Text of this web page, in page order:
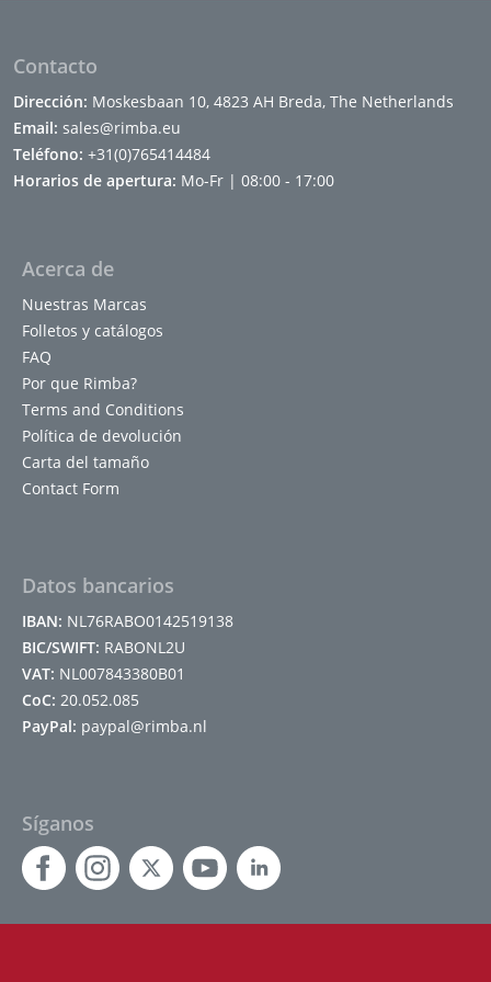
Contacto
Dirección: Moskesbaan 10, 4823 AH Breda, The Netherlands
Email: sales@rimba.eu
Teléfono: +31(0)765414484
Horarios de apertura: Mo-Fr | 08:00 - 17:00
Acerca de
Nuestras Marcas
Folletos y catálogos
FAQ
Por que Rimba?
Terms and Conditions
Política de devolución
Carta del tamaño
Contact Form
Datos bancarios
IBAN: NL76RABO0142519138
BIC/SWIFT: RABONL2U
VAT: NL007843380B01
CoC: 20.052.085
PayPal: paypal@rimba.nl
Síganos